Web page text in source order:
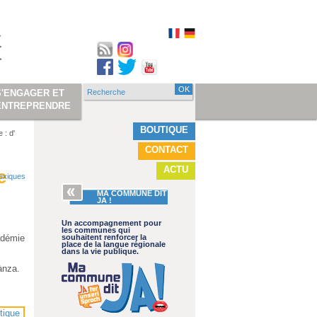
BOUTIQUE
CONTACT
ACTU
MA COMMUNE DIT
JA !
Un accompagnement pour
les communes qui
souhaitent renforcer la
place de la langue régionale
dans la vie publique.
: d'
ET
Formulaire de
Recherche